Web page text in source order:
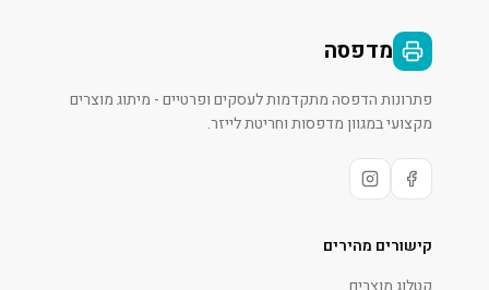
מדפסה
פתרונות הדפסה מתקדמות לעסקים ופרטיים - מיתוג מוצרים
מקצועי במגוון מדפסות וחריטת לייזר.
קישורים מהירים